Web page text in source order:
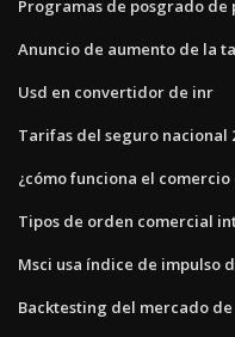
Programas de posgrado
Anuncio de aumento de la
Usd en convertidor de inr
Tarifas del seguro nacional
¿cómo funciona el comercio
Tipos de orden comercial
Msci usa índice de impulso
Backtesting del mercado